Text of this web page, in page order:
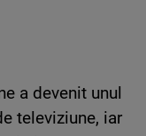
a devenit unul
televiziune, iar